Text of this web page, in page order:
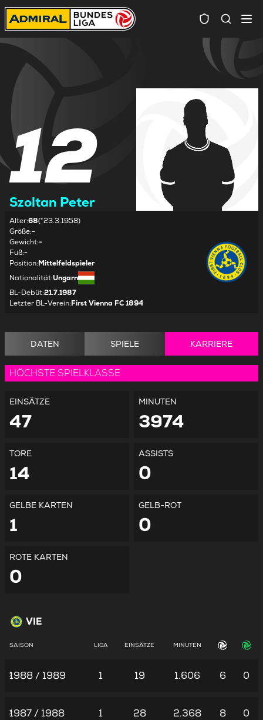
12
Szoltan Peter
Alter:68(*23.3.1958)
Größe:-
Gewicht:-
Fuß:-
Position:Mittelfeldspieler
Nationalität:Ungarn
BL-Debüt:21.7.1987
Letzter BL-Verein:First Vienna FC 1894
DATEN SPIELE KARRIERE
HÖCHSTE SPIELKLASSE
EINSÄTZE
47
MINUTEN
3974
TORE
14
ASSISTS
0
GELBE KARTEN
1
GELB-ROT
0
ROTE KARTEN
0
VIE
SAISON LIGA EINSÄTZE MINUTEN
1988 / 1989 1 19 1.606 6 0
1987 / 1988 1 28 2.368 8 0